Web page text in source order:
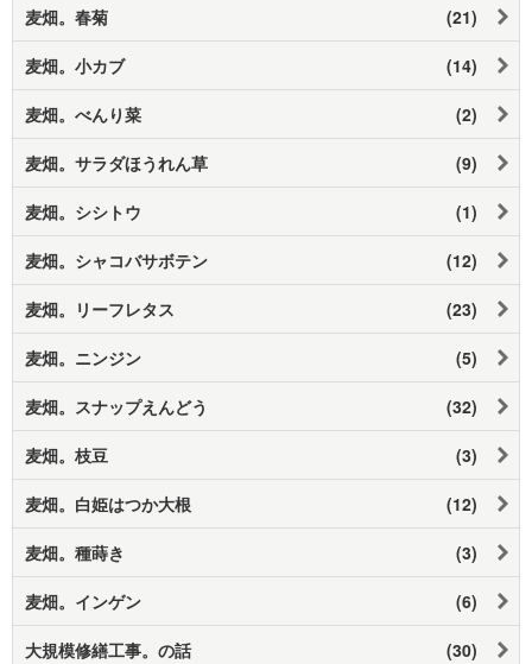
麦畑。春菊 (21)
麦畑。小カブ (14)
麦畑。べんり菜 (2)
麦畑。サラダほうれん草 (9)
麦畑。シシトウ (1)
麦畑。シャコバサボテン (12)
麦畑。リーフレタス (23)
麦畑。ニンジン (5)
麦畑。スナップえんどう (32)
麦畑。枝豆 (3)
麦畑。白姫はつか大根 (12)
麦畑。種蒔き (3)
麦畑。インゲン (6)
大規模修繕工事。の話 (30)